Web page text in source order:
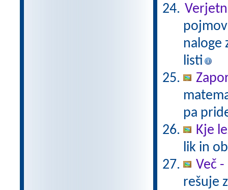
naloge
listi
pa
Kje
lik in
Več
rešuje